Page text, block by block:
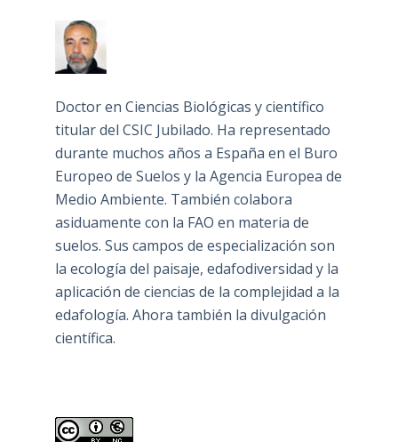
Doctor en Ciencias Biológicas y científico
titular del CSIC Jubilado. Ha representado
durante muchos años a España en el Buro
Europeo de Suelos y la Agencia Europea de
Medio Ambiente. También colabora
asiduamente con la FAO en materia de
suelos. Sus campos de especialización son
la ecología del paisaje, edafodiversidad y la
aplicación de ciencias de la complejidad a la
edafología. Ahora también la divulgación
científica.